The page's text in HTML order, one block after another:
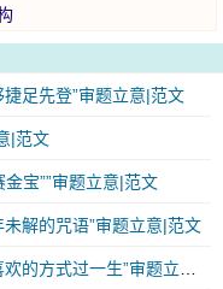
足先登”审题立意|范文
|范文
宝””审题立意|范文
解的咒语”审题立意|范文